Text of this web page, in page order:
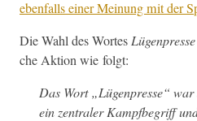
eben­falls ein­er Mei­n­ung mit der
Die Wahl des Wortes Lügen­presse
che Aktion wie folgt:
Das Wort „Lügen­presse“
ein zen­traler Kampf­be­griff